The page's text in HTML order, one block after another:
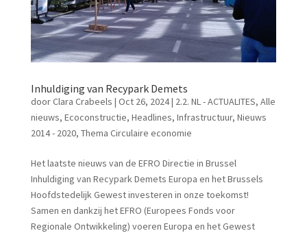
Inhuldiging van Recypark Demets
doorClara Crabeels | Oct 26, 2024| 2.2. NL - ACTUALITES, Alle
nieuws, Ecoconstructie, Headlines, Infrastructuur, Nieuws
2014 - 2020, Thema Circulaire economie
Het laatste nieuws van de EFRO Directie in Brussel
Inhuldiging van Recypark Demets Europa en het Brussels
Hoofdstedelijk Gewest investeren in onze toekomst!
Samen en dankzij het EFRO (Europees Fonds voor
Regionale Ontwikkeling) voeren Europa en het Gewest